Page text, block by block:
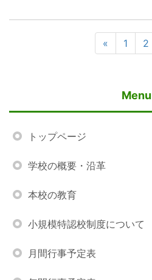
« 1 2
Menu
トップページ
学校の概要・沿革
本校の教育
小規模特認校制度について
月間行事予定表